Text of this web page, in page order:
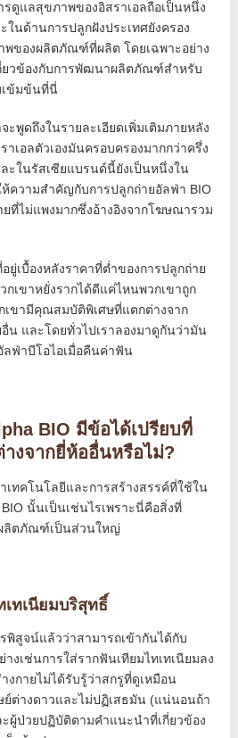
ดูแลสุขภาพของอิสราเอลถือเป็นหนึ่ง
นด้านการปลูกฝังประเทศยังครอง
ของผลิตภัณฑ์ที่ผลิต โดยเฉพาะอย่าง
ยวข้องกับการพัฒนาผลิตภัณฑ์สำหรับ
เข้มข้นที่นี่
พูดถึงในรายละเอียดเพิ่มเติมภายหลัง
เอลตัวเองมันครอบครองมากกว่าครึ่ง
ะในรัสเซียแบรนด์นี้ยังเป็นหนึ่งใน
ความสำคัญกับการปลูกถ่ายอัลฟ่า BIO
ที่ไม่แพงมากซึ่งอ้างอิงจากโฆษณารวม
ยู่เบื้องหลังราคาที่ต่ำของการปลูกถ่าย
กเขาหยั่งรากได้ดีแค่ไหนพวกเขาถูก
เขามีคุณสมบัติพิเศษที่แตกต่างจาก
น และโดยทั่วไปเราลองมาดูกันว่ามัน
ลฟ่าบีโอไอเมื่อคืนค่าฟัน
BIO มีข้อได้เปรียบที่
งจากยี่ห้ออื่นหรือไม่?
เทคโนโลยีและการสร้างสรรค์ที่ใช้ใน
นั้นเป็นเช่นไรเพราะนี่คือสิ่งที่
ลิตภัณฑ์เป็นส่วนใหญ่
เทเนียมบริสุทธิ์
พิสูจน์แล้วว่าสามารถเข้ากันได้กับ
งเช่นการใส่รากฟันเทียมไทเทเนียมลง
งกายไม่ได้รับรู้ว่าสกรูที่ดูเหมือน
ต่างดาวและไม่ปฏิเสธมัน (แน่นอนถ้า
ผู้ป่วยปฏิบัติตามคำแนะนำที่เกี่ยวข้อง